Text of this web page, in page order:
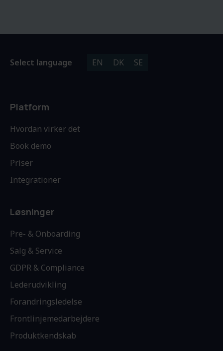
Select language EN DK SE
Platform
Hvordan virker det
Book demo
Priser
Integrationer
Løsninger
Pre- & Onboarding
Salg & Service
GDPR & Compliance
Lederudvikling
Forandringsledelse
Frontlinjemedarbejdere
Produktkendskab